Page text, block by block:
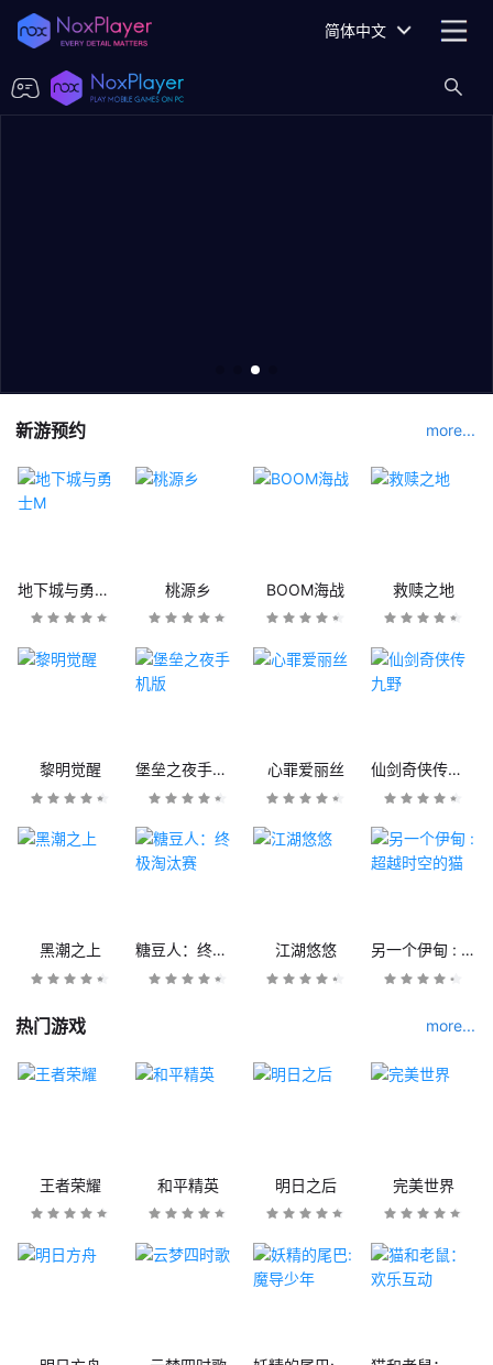
简体中文
新游预约 more...
地下城与勇士M 桃源乡 BOOM海战 救赎之地
黎明觉醒 堡垒之夜手机版 心罪爱丽丝 仙剑奇侠传九野
黑潮之上 糖豆人：终极淘汰赛 江湖悠悠 另一个伊甸 : 超越时空的猫
热门游戏 more...
王者荣耀 和平精英 明日之后 完美世界